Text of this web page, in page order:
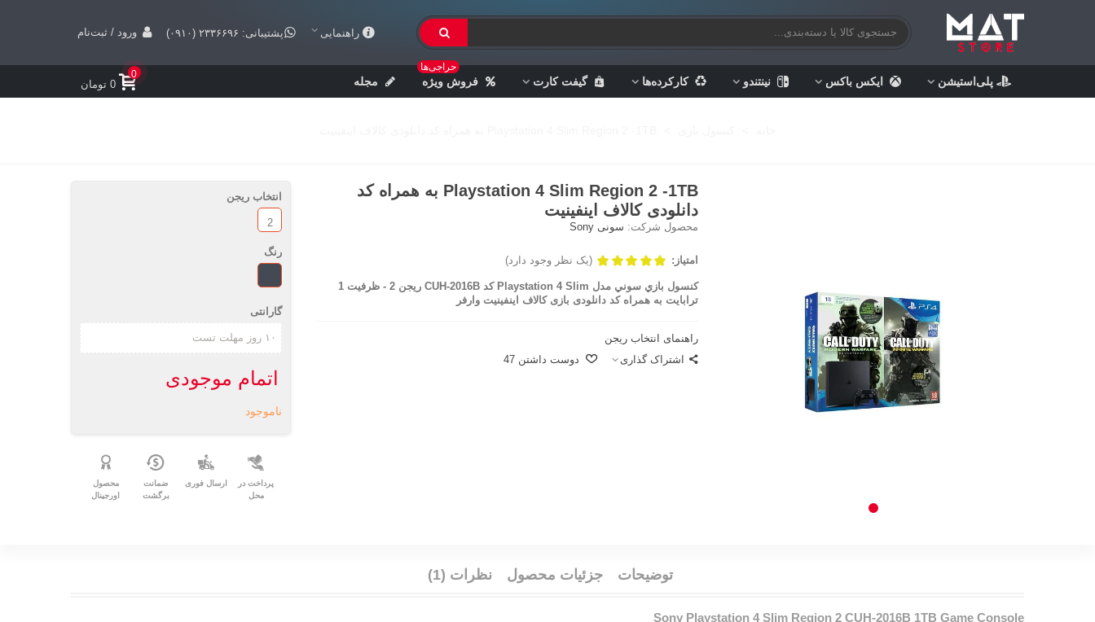
راهنمایی پشتیبانی: ۲۳۳۶۶۹۶ (۰۹۱۰) ورود / ثبت‌نام
پلی‌استیشن ایکس باکس نینتندو کارکرده‌ها گیفت کارت فروش ویژه
حراجی‌ها
مجله
0
0 تومان
Playstation 4 Slim Region 2 -1TB به همراه کد
دانلودی کالاف اینفینیت
محصول شرکت: سونی Sony
امتیاز: (یک نظر وجود دارد)
کنسول بازي سوني مدل Playstation 4 Slim کد CUH-2016B ريجن 2 - ظرفيت 1
ترابايت به همراه کد دانلودی بازی کالاف اینفینیت وارفر
راهنمای انتخاب ریجن
اشتراک گذاری
دوست داشتن 47
انتخاب ریجن
2
رنگ
گارانتی
اتمام موجودی
ناموجود
پرداخت در
محل
ارسال فوری
ضمانت
برگشت
محصول
اورجینال
توضیحات جزئیات محصول نظرات (1)
Sony Playstation 4 Slim Region 2 CUH-2016B 1TB Game Console